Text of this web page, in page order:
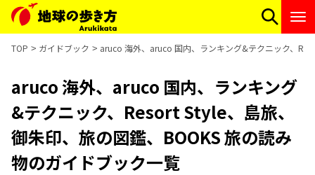
TOP ガイドブック aruco 海外、aruco 国内、ランキング&テクニック、
aruco 海外、aruco 国内、ランキング
&テクニック、Resort Style、島旅、
御朱印、旅の図鑑、BOOKS 旅の読み
物のガイドブック一覧